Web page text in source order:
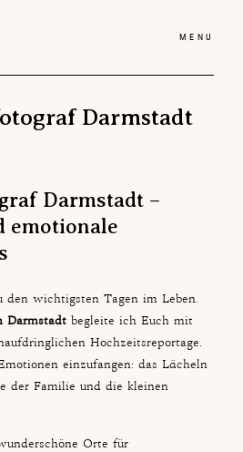
MENU
Darmstadt
Darmstadt –
emotionale
den wichtigsten Tagen im Leben.
Darmstadt begleite ich Euch mit
Hochzeitsreportage.
einzufangen: das Lächeln
der Familie und die kleinen
Orte für